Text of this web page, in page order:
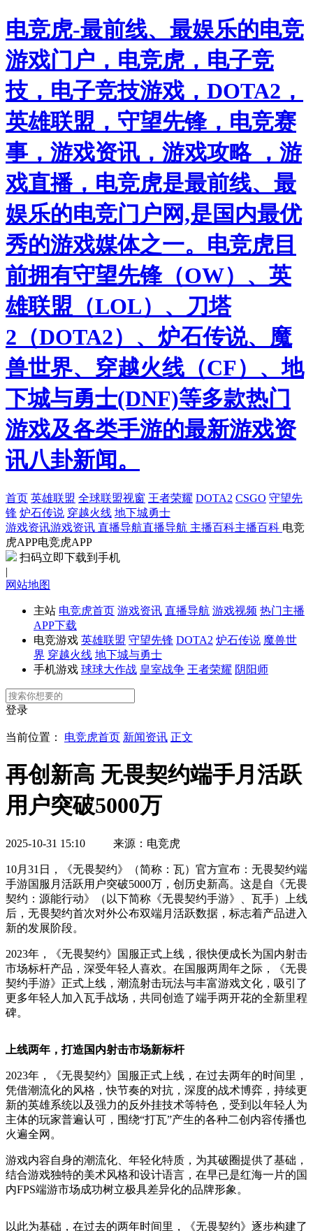
电竞虎-最前线、最娱乐的电竞
游戏门户，电竞虎，电子竞
技，电子竞技游戏，DOTA2，
英雄联盟，守望先锋，电竞赛
事，游戏资讯，游戏攻略 ，游
戏直播，电竞虎是最前线、最
娱乐的电竞门户网,是国内最优
秀的游戏媒体之一。电竞虎目
前拥有守望先锋（OW）、英
雄联盟（LOL）、刀塔
2（DOTA2）、炉石传说、魔
兽世界、穿越火线（CF）、地
下城与勇士(DNF)等多款热门
游戏及各类手游的最新游戏资
讯八卦新闻。
首页 英雄联盟 全球联盟视窗 王者荣耀 DOTA2 CSGO 守望先
锋 炉石传说 穿越火线 地下城勇士
游戏资讯游戏资讯 直播导航直播导航 主播百科主播百科 电竞
虎APP电竞虎APP
扫码立即下载到手机
|
网站地图
主站 电竞虎首页 游戏资讯 直播导航 游戏视频 热门主播
APP下载
电竞游戏 英雄联盟 守望先锋 DOTA2 炉石传说 魔兽世
界 穿越火线 地下城与勇士
手机游戏 球球大作战 皇室战争 王者荣耀 阴阳师
登录
当前位置： 电竞虎首页 新闻资讯 正文
再创新高 无畏契约端手月活跃
用户突破5000万
2025-10-31 15:10 来源：电竞虎
10月31日，《无畏契约》（简称：瓦）官方宣布：无畏契约端
手游国服月活跃用户突破5000万，创历史新高。这是自《无畏
契约：源能行动》（以下简称《无畏契约手游》、瓦手）上线
后，无畏契约首次对外公布双端月活跃数据，标志着产品进入
新的发展阶段。
2023年，《无畏契约》国服正式上线，很快便成长为国内射击
市场标杆产品，深受年轻人喜欢。在国服两周年之际，《无畏
契约手游》正式上线，潮流射击玩法与丰富游戏文化，吸引了
更多年轻人加入瓦手战场，共同创造了端手两开花的全新里程
碑。
上线两年，打造国内射击市场新标杆
2023年，《无畏契约》国服正式上线，在过去两年的时间里，
凭借潮流化的风格，快节奏的对抗，深度的战术博弈，持续更
新的英雄系统以及强力的反外挂技术等特色，受到以年轻人为
主体的玩家普遍认可，围绕“打瓦”产生的各种二创内容传播也
火遍全网。
游戏内容自身的潮流化、年轻化特质，为其破圈提供了基础，
结合游戏独特的美术风格和设计语言，在早已是红海一片的国
内FPS端游市场成功树立极具差异化的品牌形象。
以此为基础，在过去的两年时间里，《无畏契约》逐步构建了